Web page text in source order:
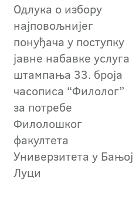
Одлука о избору
најповољнијег
понуђача у поступку
јавне набавке услуга
штампања 33. броја
часописа “Филолог”
за потребе
Филолошког
факултета
Универзитета у Бањој
Луци